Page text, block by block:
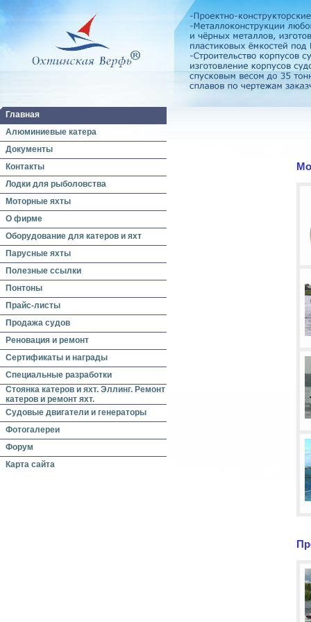
Главная
Алюминиевые катера
Документы
Контакты
Лодки для рыболовства
Моторные яхты
О фирме
Оборудование для катеров и яхт
Парусные яхты
Полезные ссылки
Понтоны
Прайс-листы
Продажа судов
Реновация и ремонт
Сертификаты и награды
Специальные разработки
Стоянка катеров и яхт. Эллинг. Ремонт
катеров и ремонт яхт.
Судовые двигатели и генераторы
Фотогалереи
Форум
Карта сайта